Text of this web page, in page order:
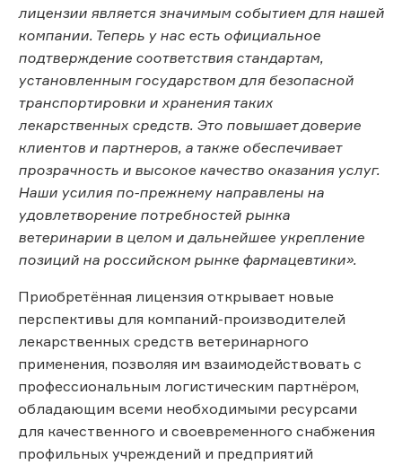
лицензии является значимым событием для нашей
компании. Теперь у нас есть официальное
подтверждение соответствия стандартам,
установленным государством для безопасной
транспортировки и хранения таких
лекарственных средств. Это повышает доверие
клиентов и партнеров, а также обеспечивает
прозрачность и высокое качество оказания услуг.
Наши усилия по-прежнему направлены на
удовлетворение потребностей рынка
ветеринарии в целом и дальнейшее укрепление
позиций на российском рынке фармацевтики».
Приобретённая лицензия открывает новые
перспективы для компаний-производителей
лекарственных средств ветеринарного
применения, позволяя им взаимодействовать с
профессиональным логистическим партнёром,
обладающим всеми необходимыми ресурсами
для качественного и своевременного снабжения
профильных учреждений и предприятий